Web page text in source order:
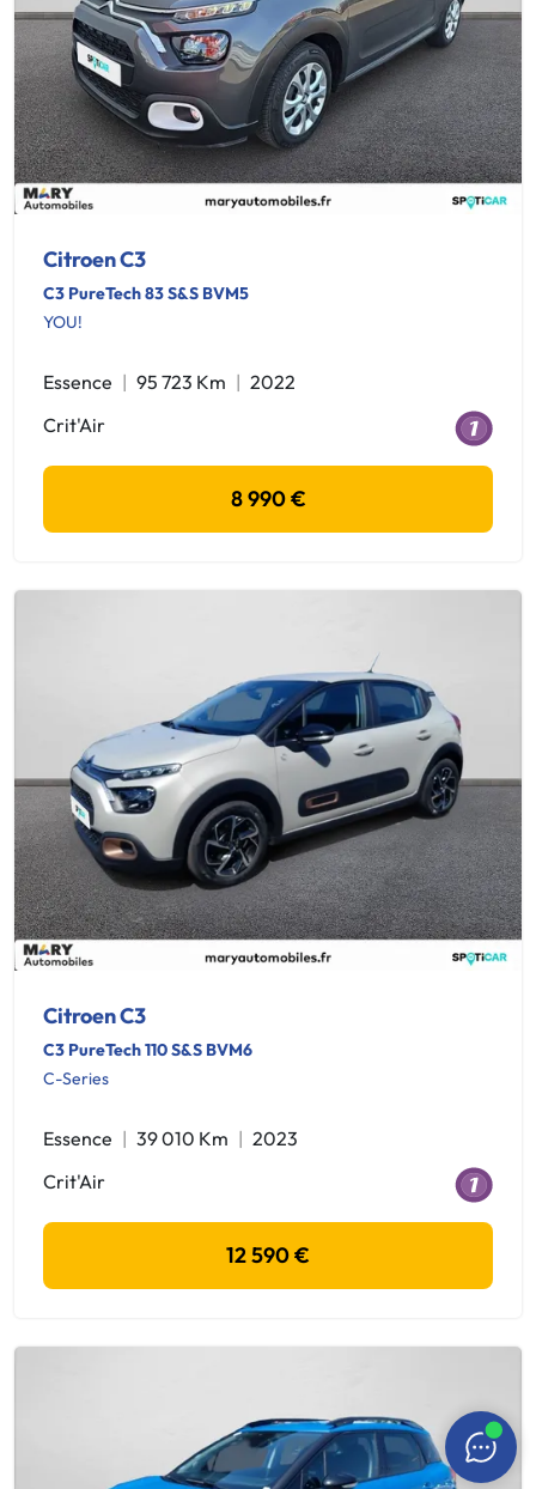
Citroen C3
C3 PureTech 83 S&S BVM5
YOU!
Essence 95 723 Km
2022
Crit'Air
8 990 €
Citroen C3
C3 PureTech 110 S&S BVM6
C-Series
Essence 39 010 Km
2023
Crit'Air
12 590 €